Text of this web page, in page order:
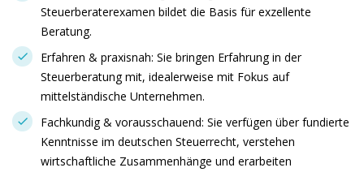
Steuerberaterexamen bildet die Basis für exzellente
Beratung.
Erfahren & praxisnah: Sie bringen Erfahrung in der
Steuerberatung mit, idealerweise mit Fokus auf
mittelständische Unternehmen.
Fachkundig & vorausschauend: Sie verfügen über fundierte
Kenntnisse im deutschen Steuerrecht, verstehen
wirtschaftliche Zusammenhänge und erarbeiten